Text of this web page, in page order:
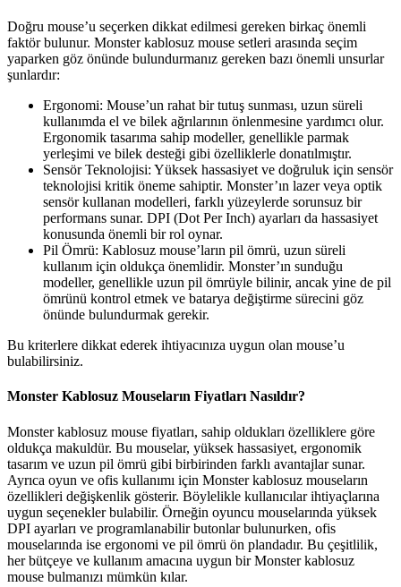
Doğru mouse’u seçerken dikkat edilmesi gereken birkaç önemli
faktör bulunur. Monster kablosuz mouse setleri arasında seçim
yaparken göz önünde bulundurmanız gereken bazı önemli unsurlar
şunlardır:
Ergonomi: Mouse’un rahat bir tutuş sunması, uzun süreli
kullanımda el ve bilek ağrılarının önlenmesine yardımcı olur.
Ergonomik tasarıma sahip modeller, genellikle parmak
yerleşimi ve bilek desteği gibi özelliklerle donatılmıştır.
Sensör Teknolojisi: Yüksek hassasiyet ve doğruluk için sensör
teknolojisi kritik öneme sahiptir. Monster’ın lazer veya optik
sensör kullanan modelleri, farklı yüzeylerde sorunsuz bir
performans sunar. DPI (Dot Per Inch) ayarları da hassasiyet
konusunda önemli bir rol oynar.
Pil Ömrü: Kablosuz mouse’ların pil ömrü, uzun süreli
kullanım için oldukça önemlidir. Monster’ın sunduğu
modeller, genellikle uzun pil ömrüyle bilinir, ancak yine de pil
ömrünü kontrol etmek ve batarya değiştirme sürecini göz
önünde bulundurmak gerekir.
Bu kriterlere dikkat ederek ihtiyacınıza uygun olan mouse’u
bulabilirsiniz.
Monster Kablosuz Mouseların Fiyatları Nasıldır?
Monster kablosuz mouse fiyatları, sahip oldukları özelliklere göre
oldukça makuldür. Bu mouselar, yüksek hassasiyet, ergonomik
tasarım ve uzun pil ömrü gibi birbirinden farklı avantajlar sunar.
Ayrıca oyun ve ofis kullanımı için Monster kablosuz mouseların
özellikleri değişkenlik gösterir. Böylelikle kullanıcılar ihtiyaçlarına
uygun seçenekler bulabilir. Örneğin oyuncu mouselarında yüksek
DPI ayarları ve programlanabilir butonlar bulunurken, ofis
mouselarında ise ergonomi ve pil ömrü ön plandadır. Bu çeşitlilik,
her bütçeye ve kullanım amacına uygun bir Monster kablosuz
mouse bulmanızı mümkün kılar.